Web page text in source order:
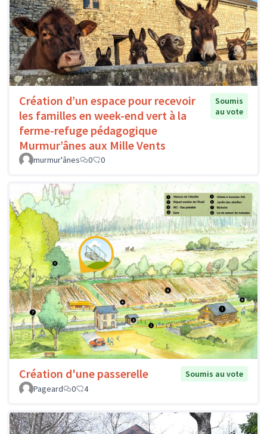
Création d’un espace pour recevoir
les familles en week-end vert à la
ferme-refuge pédagogique
Murmur’ânes aux Mille Vents
Soumis
au vote
murmur'ânes 0 0
Création d'une passerelle
Soumis au vote
Pageard
0 4